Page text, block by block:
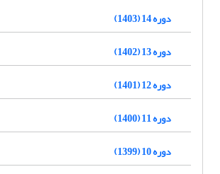
دوره 14 (1403)
دوره 13 (1402)
دوره 12 (1401)
دوره 11 (1400)
دوره 10 (1399)